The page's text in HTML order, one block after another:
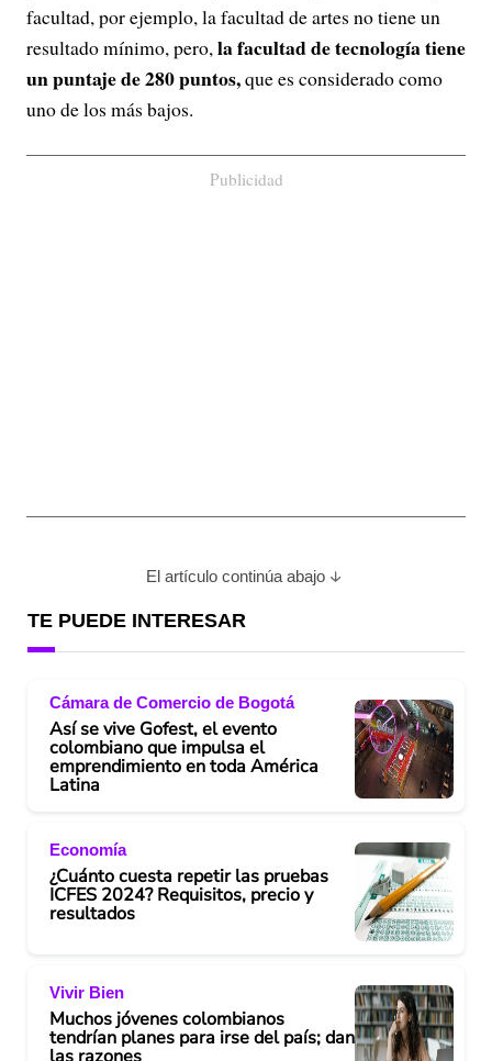
facultad, por ejemplo, la facultad de artes no tiene un
resultado mínimo, pero,la facultad de tecnología tiene
un puntaje de 280 puntos,que es considerado como
uno de los más bajos.
Publicidad
El artículo continúa abajo
TE PUEDE INTERESAR
Cámara de Comercio de Bogotá
Así se vive Gofest, el evento
colombiano que impulsa el
emprendimiento en toda América
Latina
Economía
¿Cuánto cuesta repetir las pruebas
ICFES 2024? Requisitos, precio y
resultados
Vivir Bien
Muchos jóvenes colombianos
tendrían planes para irse del país; dan
las razones